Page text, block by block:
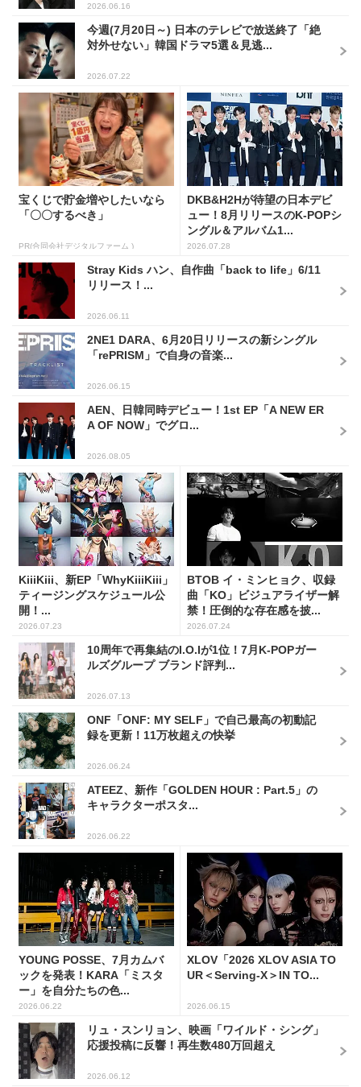
2026.06.16
今週(7月20日～) 日本のテレビで放送終了「絶
対外せない」韓国ドラマ5選＆見逃...
2026.07.22
宝くじで貯金増やしたいなら
「〇〇するべき」
PR(合同会社デジタルファーム )
DKB&H2Hが待望の日本デビ
ュー！8月リリースのK-POPシ
ングル＆アルバム1...
2026.07.28
Stray Kids ハン、自作曲「back to life」6/11
リリース！...
2026.06.11
2NE1 DARA、6月20日リリースの新シングル
「rePRISM」で自身の音楽...
2026.06.15
AEN、日韓同時デビュー！1st EP「A NEW ER
A OF NOW」でグロ...
2026.08.05
KiiiKiii、新EP「WhyKiiiKiii」
ティージングスケジュール公
開！...
2026.07.23
BTOB イ・ミンヒョク、収録
曲「KO」ビジュアライザー解
禁！圧倒的な存在感を披...
2026.07.24
10周年で再集結のI.O.Iが1位！7月K-POPガー
ルズグループ ブランド評判...
2026.07.13
ONF「ONF: MY SELF」で自己最高の初動記
録を更新！11万枚超えの快挙
2026.06.24
ATEEZ、新作「GOLDEN HOUR : Part.5」の
キャラクターポスタ...
2026.06.22
YOUNG POSSE、7月カムバ
ックを発表！KARA「ミスタ
ー」を自分たちの色...
2026.06.22
XLOV「2026 XLOV ASIA TO
UR＜Serving-X＞IN TO...
2026.06.15
リュ・スンリョン、映画「ワイルド・シング」
応援投稿に反響！再生数480万回超え
2026.06.12